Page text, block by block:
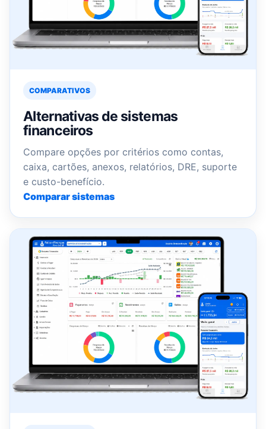
COMPARATIVOS
Alternativas de sistemas
financeiros
Compare opções por critérios como contas,
caixa, cartões, anexos, relatórios, DRE, suporte
e custo-benefício.
Comparar sistemas